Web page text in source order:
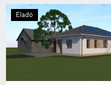
Eladó